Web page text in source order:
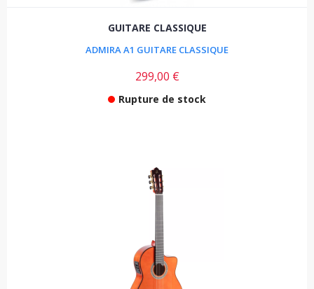
GUITARE CLASSIQUE
ADMIRA A1 GUITARE CLASSIQUE
299,00 €
Rupture de stock